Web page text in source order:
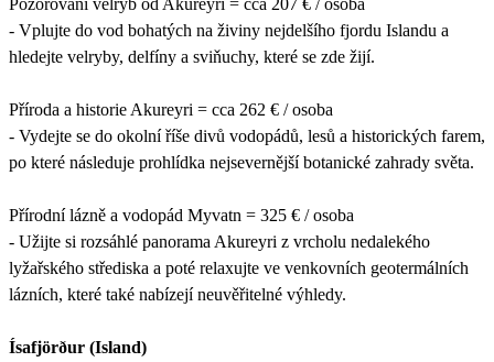
- Vplujte do vod bohatých na živiny nejdelšího fjordu Islandu a
hledejte velryby, delfíny a sviňuchy, které se zde žijí.
Příroda a historie Akureyri = cca 262 € / osoba
- Vydejte se do okolní říše divů vodopádů, lesů a historických farem,
po které následuje prohlídka nejsevernější botanické zahrady světa.
Přírodní lázně a vodopád Myvatn = 325 € / osoba
- Užijte si rozsáhlé panorama Akureyri z vrcholu nedalekého
lyžařského střediska a poté relaxujte ve venkovních geotermálních
lázních, které také nabízejí neuvěřitelné výhledy.
Ísafjörður (Island)